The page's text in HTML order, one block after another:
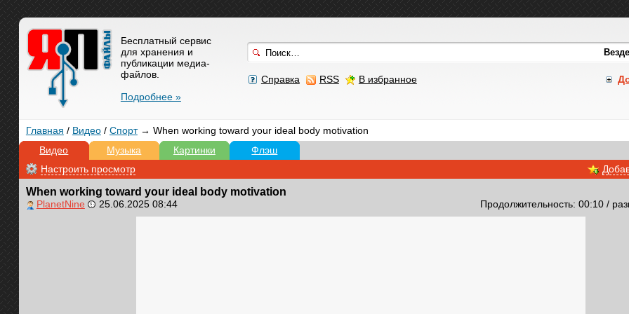
Справка RSS В избранное
Бесплатный сервис
для хранения и
публикации медиа-
файлов.
Подробнее »
Главная / Видео/ Спорт→ When working toward your ideal body motivation
Видео
Музыка Картинки Флэш
Настроить просмотр
When working toward your ideal body motivation
PlanetNine 25.06.2025 08:44 Продолжительность: 00:10 /